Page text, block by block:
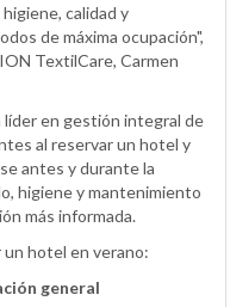
calidad y
de máxima ocupación",
TextilCare, Carmen
líder en gestión integral de
al reservar un hotel y
antes y durante la
higiene y mantenimiento
más informada.
hotel en verano:
general